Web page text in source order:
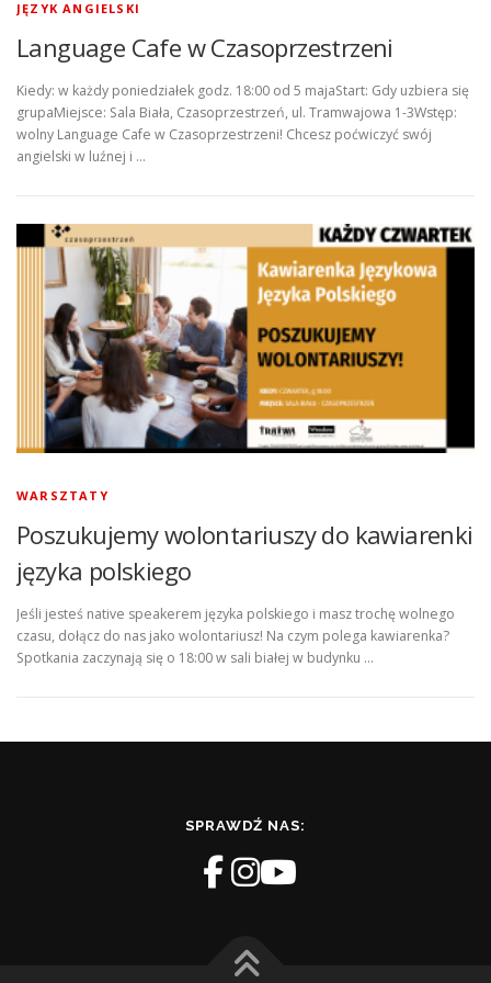
JĘZYK ANGIELSKI
Language Cafe w Czasoprzestrzeni
Kiedy: w każdy poniedziałek godz. 18:00 od 5 majaStart: Gdy uzbiera się
grupaMiejsce: Sala Biała, Czasoprzestrzeń, ul. Tramwajowa 1-3Wstęp:
wolny Language Cafe w Czasoprzestrzeni! Chcesz poćwiczyć swój
angielski w luźnej i …
WARSZTATY
Poszukujemy wolontariuszy do kawiarenki
języka polskiego
Jeśli jesteś native speakerem języka polskiego i masz trochę wolnego
czasu, dołącz do nas jako wolontariusz! Na czym polega kawiarenka?
Spotkania zaczynają się o 18:00 w sali białej w budynku …
SPRAWDŹ NAS: